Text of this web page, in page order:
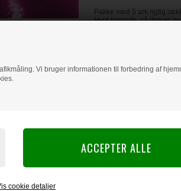
Vi bruger informationen til forbedring af
cookie detaljer
Pakke med 5 ark rigtig
Hvid bagside, så den er
LÆS OG BLIV